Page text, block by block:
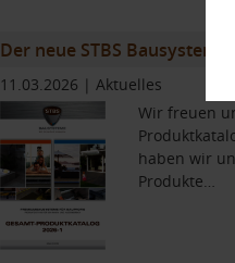
Der neue STBS
11.03.2026 | Aktuelles
Wir freuen
haben wir
Produkte…